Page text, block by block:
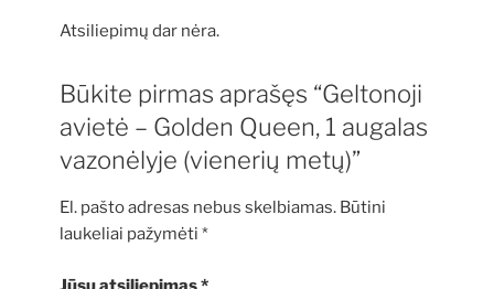
Atsiliepimų dar nėra.
Būkite pirmas aprašęs “Geltonoji
avietė – Golden Queen, 1 augalas
vazonėlyje (vienerių metų)”
El. pašto adresas nebus skelbiamas. Būtini
laukeliai pažymėti *